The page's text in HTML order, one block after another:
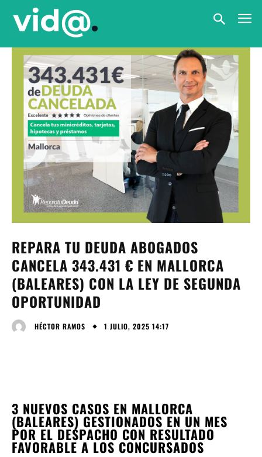
REPARA TU DEUDA ABOGADOS
CANCELA 343.431 € EN MALLORCA
(BALEARES) CON LA LEY DE SEGUNDA
OPORTUNIDAD
HÉCTOR RAMOS 1 JULIO, 2025 14:17
3 NUEVOS CASOS EN MALLORCA
(BALEARES) GESTIONADOS EN UN MES
POR EL DESPACHO CON RESULTADO
FAVORABLE A LOS CONCURSADOS